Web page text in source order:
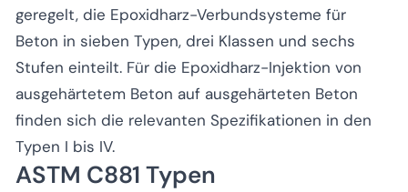
geregelt, die Epoxidharz-Verbundsysteme für
Beton in sieben Typen, drei Klassen und sechs
Stufen einteilt. Für die Epoxidharz-Injektion von
ausgehärtetem Beton auf ausgehärteten Beton
finden sich die relevanten Spezifikationen in den
Typen I bis IV.
ASTM C881 Typen